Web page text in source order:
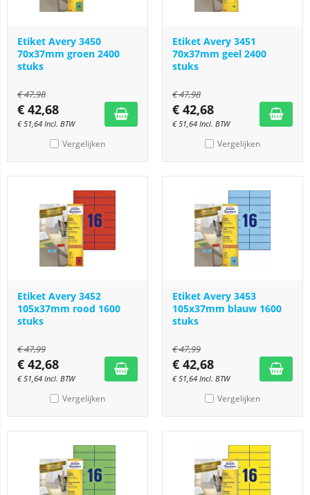
Etiket Avery 3450
70x37mm groen 2400
stuks
€47,98
€ 42,68
€51,64 Incl. BTW
Vergelijken
Etiket Avery 3451
70x37mm geel 2400
stuks
€47,98
€ 42,68
€51,64 Incl. BTW
Vergelijken
Etiket Avery 3452
105x37mm rood 1600
stuks
€47,99
€ 42,68
€51,64 Incl. BTW
Vergelijken
Etiket Avery 3453
105x37mm blauw 1600
stuks
€47,99
€ 42,68
€51,64 Incl. BTW
Vergelijken